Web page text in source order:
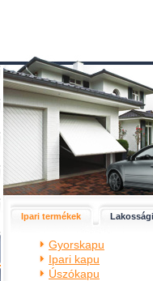
Ipari termékek
Gyorskapu
Ipari kapu
Úszókapu